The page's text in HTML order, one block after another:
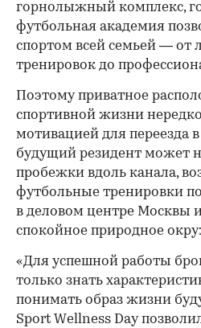
горнолыжный комплекс,
футбольная академия
спортом всей семьей — от
тренировок до
Поэтому приватное
спортивной жизни
мотивацией для переезда
будущий резидент может
пробежки вдоль канала,
футбольные тренировки
в деловом центре Москвы
спокойное природное
«Для успешной работы
только знать
понимать образ жизни
Sport Wellness Day